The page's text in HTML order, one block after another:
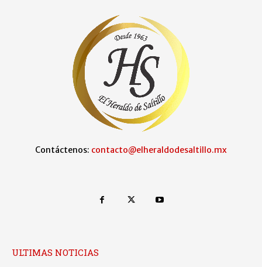
Contáctenos: contacto@elheraldodesaltillo.mx
ULTIMAS NOTICIAS